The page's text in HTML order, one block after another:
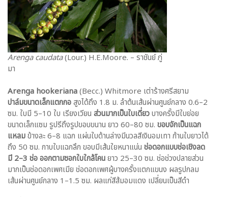
Arenga caudata(Lour.) H.E.Moore. – ราชันย์ ภู่
มา
Arenga hookeriana(Becc.) Whitmore เต่าร้างศรีสยาม
ปาล์มขนาดเล็กแตกกอสูงได้ถึง 1.8 ม. ลำต้นเส้นผ่านศูนย์กลาง 0.6–2
ซม. ใบมี 5–10 ใบ เรียงเวียน ส่วนมากเป็นใบเดี่ยวบางครั้งมีใบย่อย
ขนาดเล็กแซม รูปรีถึงรูปขอบขนาน ยาว 60–80 ซม. ขอบจักเป็นแฉก
แหลมข้างละ 6–8 แฉก แผ่นใบด้านล่างมีนวลสีเงินอมเทา ก้านใบยาวได้
ถึง 50 ซม. กาบใบแฉกลึก ขอบมีเส้นใยหนาแน่น ช่อดอกแบบช่อเชิงลด
มี 2–3 ช่อ ออกตามซอกใบใกล้โคนยาว 25–30 ซม. ช่อช่วงปลายส่วน
มากเป็นช่อดอกเพศเมีย ช่อดอกเพศผู้บางครั้งแตกแขนง ผลรูปกลม
เส้นผ่านศูนย์กลาง 1–1.5 ซม. ผลแก่สีส้มอมแดง เปลี่ยนเป็นสีดำ